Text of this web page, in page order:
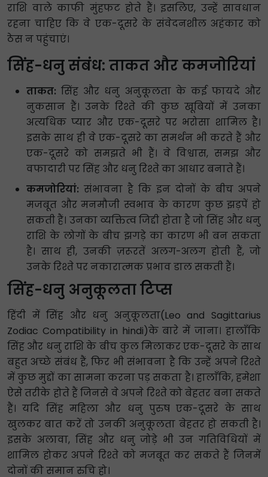
राशि वाले काफी मुंहफट होते हैं। इसलिए, उन्हें सावधान
रहना चाहिए कि वे एक-दूसरे के संवेदनशील अहंकार को
ठेस न पहुंचाएं।
सिंह-धनु संबंध: ताकत और कमजोरियां
ताकत: सिंह और धनु अनुकूलता के कई फायदे और
नुकसान हैं। उनके रिश्ते की कुछ खूबियों में उनका
अत्यधिक प्यार और एक-दूसरे पर भरोसा शामिल है।
इसके साथ ही वे एक-दूसरे का समर्थन भी करते हैं और
एक-दूसरे को समझते भी हैं। वे विश्वास, समझ और
वफादारी पर सिंह और धनु रिश्ते का आधार बनाते हैं।
कमजोरियां: संभावना है कि इन दोनों के बीच अपने
मजबूत और मनमौजी स्वभाव के कारण कुछ झड़पें हो
सकती हैं। उनका व्यक्तित्व जिद्दी होता है जो सिंह और धनु
राशि के लोगों के बीच झगड़े का कारण भी बन सकता
है। साथ ही, उनकी ज़रूरतें अलग-अलग होती हैं, जो
उनके रिश्ते पर नकारात्मक प्रभाव डाल सकती हैं।
सिंह-धनु अनुकूलता टिप्स
हिंदी में सिंह और धनु अनुकूलता(Leo and Sagittarius
Zodiac Compatibility in hindi)के बारे में जाना। हालाँकि
सिंह और धनु राशि के बीच कुल मिलाकर एक-दूसरे के साथ
बहुत अच्छे संबंध हैं, फिर भी संभावना है कि उन्हें अपने रिश्ते
में कुछ मुद्दों का सामना करना पड़ सकता है। हालाँकि, हमेशा
ऐसे तरीके होते हैं जिनसे वे अपने रिश्ते को बेहतर बना सकते
हैं। यदि सिंह महिला और धनु पुरुष एक-दूसरे के साथ
खुलकर बात करें तो उनकी अनुकूलता बेहतर हो सकती है।
इसके अलावा, सिंह और धनु जोड़े भी उन गतिविधियों में
शामिल होकर अपने रिश्ते को मजबूत कर सकते हैं जिनमें
दोनों की समान रुचि हो।